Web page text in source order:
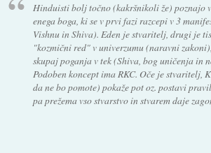
Hinduisti bolj točno (kakršnikoli že) poznajo
enega boga, ki se v prvi fazi razcepi v 3
Vishnu in Shiva). Eden je stvaritelj, drugi je
"kozmični red" v univerzumu (naravni
skupaj poganja v tek (Shiva, bog uničenja in
Podoben koncept ima RKC. Oče je stvaritelj,
da ne bo pomote) pokaže pot oz. postavi
pa prežema vso stvarstvo in stvarem daje